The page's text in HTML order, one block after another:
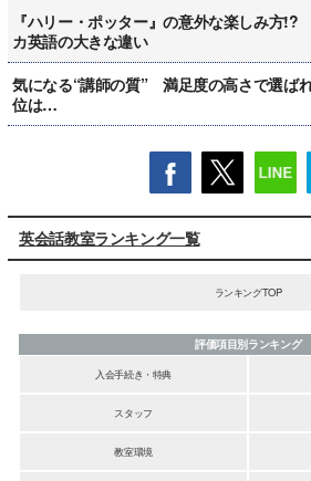
『ハリー・ポッター』の意外な楽しみ方
カ英語の大きな違い
気になる“講師の質” 満足度の高さで選ば
位は…
英会話教室ランキング一覧
ランキングTOP
評価項目別ランキング
入会手続き・特典
スタッフ
教室環境